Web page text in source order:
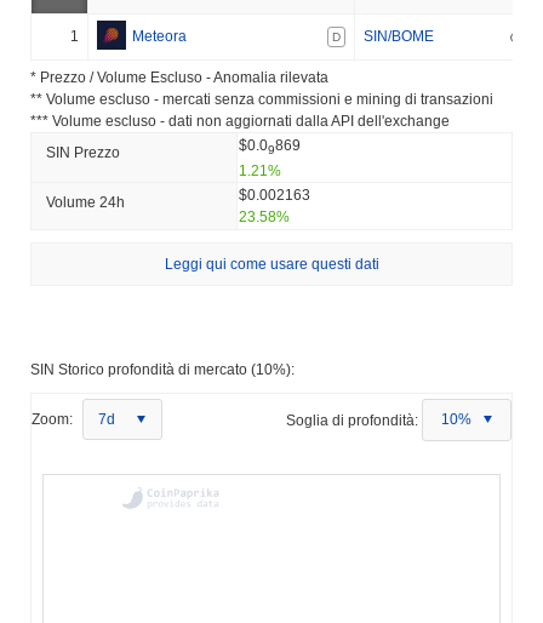
1 Meteora D SIN/BOME
* Prezzo / Volume Escluso - Anomalia rilevata
** Volume escluso - mercati senza commissioni e mining di transazioni
*** Volume escluso - dati non aggiornati dalla API dell'exchange
SIN Prezzo
$0.09869
1.21%
Volume 24h
$0.002163
23.58%
Leggi qui come usare questi dati
SIN Storico profondità di mercato (10%):
Zoom: 7d Soglia di profondità: 10%